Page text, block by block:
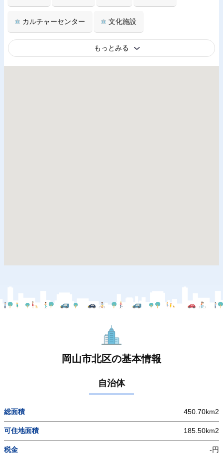
カルチャーセンター 文化施設
もっとみる
岡山市北区の基本情報
自治体
総面積 450.70km2
可住地面積 185.50km2
税金 -円